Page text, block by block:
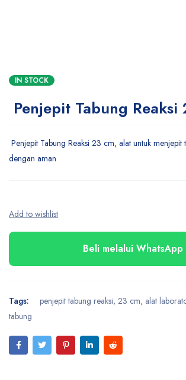
IN STOCK
Penjepit Tabung Reaksi
Penjepit Tabung Reaksi 23 cm, alat untuk menjepit
dengan aman
Beli melalui WhatsApp
Tags: penjepit tabung reaksi, 23 cm, alat
tabung